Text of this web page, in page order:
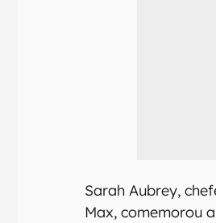
Sarah Aubrey,
Max, comemorou